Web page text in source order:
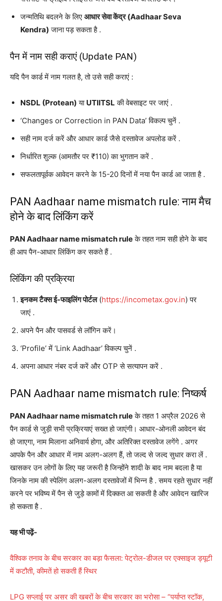
जन्मतिथि बदलने के लिए आधार सेवा केंद्र (Aadhaar Seva
Kendra) जाना पड़ सकता है .
पैन में नाम सही कराएं (Update PAN)
यदि पैन कार्ड में नाम गलत है, तो उसे सही कराएं :
NSDL (Protean) या UTIITSL की वेबसाइट पर जाएं .
‘Changes or Correction in PAN Data’ विकल्प चुनें .
सही नाम दर्ज करें और आधार कार्ड जैसे दस्तावेज अपलोड करें .
निर्धारित शुल्क (आमतौर पर ₹110) का भुगतान करें .
सफलतापूर्वक आवेदन करने के 15-20 दिनों में नया पैन कार्ड आ जाता है .
PAN Aadhaar name mismatch rule: नाम मैच
होने के बाद लिंकिंग करें
PAN Aadhaar name mismatch ruleके तहत नाम सही होने के बाद
ही आप पैन-आधार लिंकिंग कर सकते हैं .
लिंकिंग की प्रक्रिया
इनकम टैक्स ई-फाइलिंग पोर्टल(https://incometax.gov.in) पर
जाएं .
अपने पैन और पासवर्ड से लॉगिन करें।
‘Profile’ में ‘Link Aadhaar’ विकल्प चुनें .
अपना आधार नंबर दर्ज करें और OTP से सत्यापन करें .
PAN Aadhaar name mismatch rule: निष्कर्ष
PAN Aadhaar name mismatch ruleके तहत 1 अप्रैल 2026 से
पैन कार्ड से जुड़ी सभी प्रक्रियाएं सख्त हो जाएंगी। आधार-ओनली आवेदन बंद
हो जाएगा, नाम मिलाना अनिवार्य होगा, और अतिरिक्त दस्तावेज लगेंगे . अगर
आपके पैन और आधार में नाम अलग-अलग हैं, तो जल्द से जल्द सुधार करा लें .
खासकर उन लोगों के लिए यह जरूरी है जिन्होंने शादी के बाद नाम बदला है या
जिनके नाम की स्पेलिंग अलग-अलग दस्तावेजों में भिन्न है . समय रहते सुधार नहीं
करने पर भविष्य में पैन से जुड़े कामों में दिक्कत आ सकती है और आवेदन खारिज
हो सकता है .
यह भी पढ़ें-
वैश्विक तनाव के बीच सरकार का बड़ा फैसला: पेट्रोल-डीजल पर एक्साइज ड्यूटी
में कटौती, कीमतें हो सकती हैं स्थिर
LPG सप्लाई पर असर की खबरों के बीच सरकार का भरोसा – “पर्याप्त स्टॉक,